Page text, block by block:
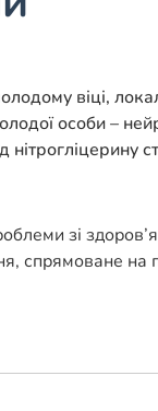
віці,
особи –
зі
спрямоване